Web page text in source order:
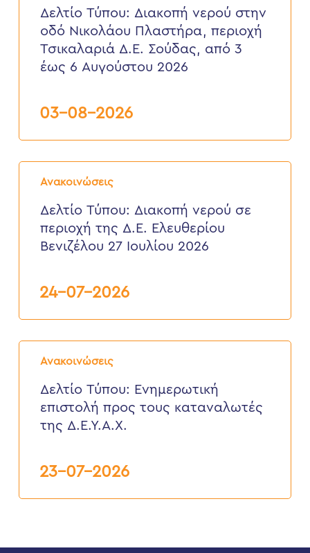
νερού
στην
Νικολάου
Πλαστήρα,
περιοχή
Σούδας,
έως
2026
Δελτίο Τύπου: Διακοπή νερού στην
οδό Νικολάου Πλαστήρα, περιοχή
Τσικαλαριά Δ.Ε. Σούδας, από 3
έως 6 Αυγούστου 2026
03-08-2026
Ανακοινώσεις
Δελτίο
Τύπου:
νερού
περιοχή
2026
Δελτίο Τύπου: Διακοπή νερού σε
περιοχή της Δ.Ε. Ελευθερίου
Βενιζέλου 27 Ιουλίου 2026
24-07-2026
Ανακοινώσεις
Δελτίο
Τύπου:
επιστολή
προς
τους
καταναλωτές
Δελτίο Τύπου: Eνημερωτική
επιστολή προς τους καταναλωτές
της Δ.Ε.Υ.Α.Χ.
23-07-2026